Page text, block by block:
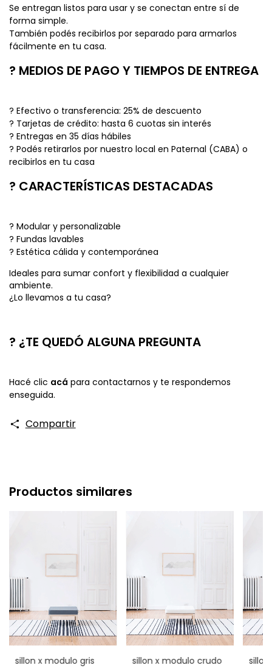
Se entregan listos para usar y se conectan entre sí de
forma simple.
También podés recibirlos por separado para armarlos
fácilmente en tu casa.
? MEDIOS DE PAGO Y TIEMPOS DE ENTREGA
? Efectivo o transferencia: 25% de descuento
? Tarjetas de crédito: hasta 6 cuotas sin interés
? Entregas en 35 días hábiles
? Podés retirarlos por nuestro local en Paternal (CABA) o
recibirlos en tu casa
? CARACTERÍSTICAS DESTACADAS
? Modular y personalizable
? Fundas lavables
? Estética cálida y contemporánea
Ideales para sumar confort y flexibilidad a cualquier
ambiente.
¿Lo llevamos a tu casa?
? ¿TE QUEDÓ ALGUNA PREGUNTA
Hacé clic acá para contactarnos y te respondemos
enseguida.
Compartir
Productos similares
sillon x modulo gris sillon x modulo crudo